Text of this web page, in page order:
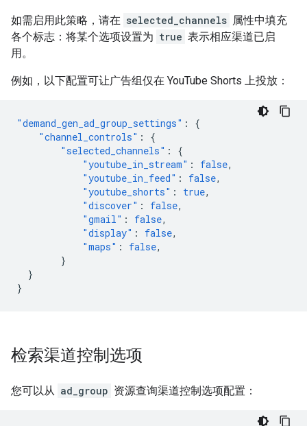
如需启用此策略，请在 selected_channels 属性中填充
各个标志：将某个选项设置为 true 表示相应渠道已启
用。
例如，以下配置可让广告组仅在 YouTube Shorts 上投放：
"demand_gen_ad_group_settings" :
{
"channel_controls" :
{
"selected_channels" :
{
"youtube_in_stream" : false,
"youtube_in_feed" : false,
"youtube_shorts" : true,
"discover" : false,
"gmail" : false,
"display" : false,
"maps" : false,
}
}
}
检索渠道控制选项
您可以从 ad_group 资源查询渠道控制选项配置：